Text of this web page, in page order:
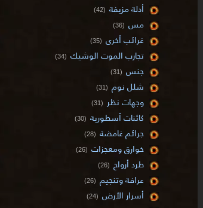
أدلة مزيفة (42)
مس (36)
غرائب أخرى (35)
تجارب الموت الوشيك (34)
جنس (31)
شلل نوم (31)
وجهات نظر (31)
كائنات أسطورية (30)
جرائم غامضة (28)
خوارق ومعجزات (26)
طرد أرواح (26)
عرافة وتنجيم (26)
أسرار الأرض (24)